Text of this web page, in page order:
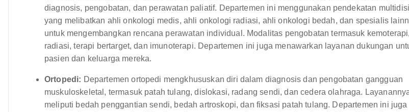
diagnosis, pengobatan, dan perawatan paliatif. Departemen ini menggunakan pendekatan
yang melibatkan ahli onkologi medis, ahli onkologi radiasi, ahli onkologi bedah, dan spesialis
untuk mengembangkan rencana perawatan individual. Modalitas pengobatan termasuk
radiasi, terapi bertarget, dan imunoterapi. Departemen ini juga menawarkan layanan dukungan
pasien dan keluarga mereka.
Ortopedi: Departemen ortopedi mengkhususkan diri dalam diagnosis dan pengobatan gangguan
muskuloskeletal, termasuk patah tulang, dislokasi, radang sendi, dan cedera olahraga.
meliputi bedah penggantian sendi, bedah artroskopi, dan fiksasi patah tulang. Departemen ini juga